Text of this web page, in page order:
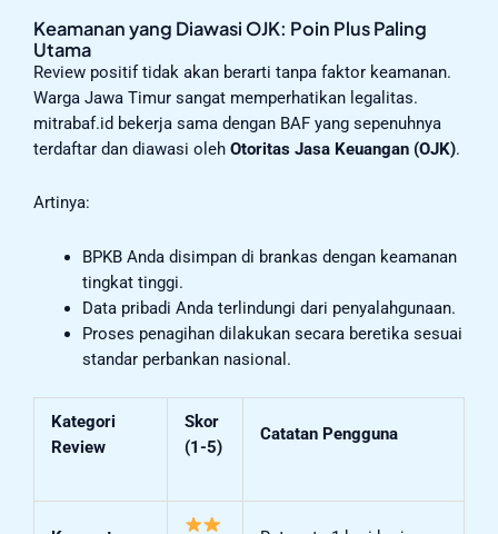
Keamanan yang Diawasi OJK: Poin Plus Paling
Utama
Review positif tidak akan berarti tanpa faktor keamanan.
Warga Jawa Timur sangat memperhatikan legalitas.
mitrabaf.id bekerja sama dengan BAF yang sepenuhnya
terdaftar dan diawasi oleh Otoritas Jasa Keuangan (OJK).
Artinya:
BPKB Anda disimpan di brankas dengan keamanan
tingkat tinggi.
Data pribadi Anda terlindungi dari penyalahgunaan.
Proses penagihan dilakukan secara beretika sesuai
standar perbankan nasional.
Kategori
Review
Skor
(1-5)
Catatan Pengguna